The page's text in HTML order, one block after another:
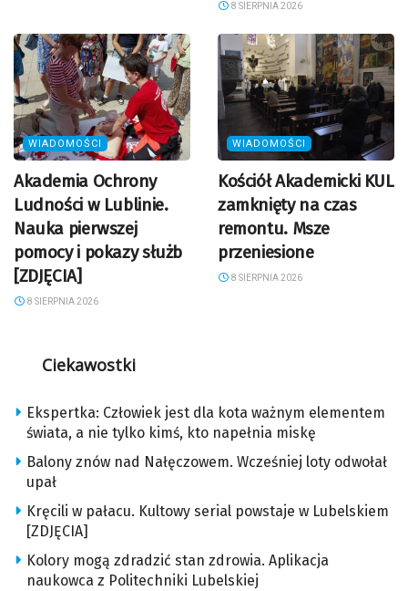
8 SIERPNIA 2026
WIADOMOŚCI
Akademia Ochrony
Ludności w Lublinie.
Nauka pierwszej
pomocy i pokazy służb
[ZDJĘCIA]
8 SIERPNIA 2026
WIADOMOŚCI
Kościół Akademicki KUL
zamknięty na czas
remontu. Msze
przeniesione
8 SIERPNIA 2026
Ciekawostki
Ekspertka: Człowiek jest dla kota ważnym elementem
świata, a nie tylko kimś, kto napełnia miskę
Balony znów nad Nałęczowem. Wcześniej loty odwołał
upał
Kręcili w pałacu. Kultowy serial powstaje w Lubelskiem
[ZDJĘCIA]
Kolory mogą zdradzić stan zdrowia. Aplikacja
naukowca z Politechniki Lubelskiej